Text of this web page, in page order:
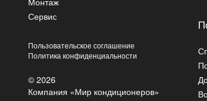
Сервис
Пользовательское соглашение
Политика конфиденциальности
© 2026
Компания «Мир кондиционеров»